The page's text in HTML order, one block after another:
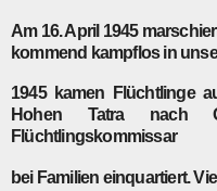
Am 16. April 1945
kommend kampflos in
1945kamen Flüchtlinge
Hohen Tatra nach
Flüchtlingskommissar
bei Familien einquartiert.